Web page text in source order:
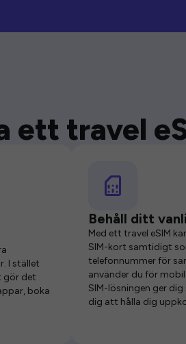
ett travel
I stället
gör det
boka
Behåll ditt
Med ett travel eSIM
SIM-kort samtidigt
telefonnummer för
använder du för
SIM-lösningen ger
dig att hålla dig